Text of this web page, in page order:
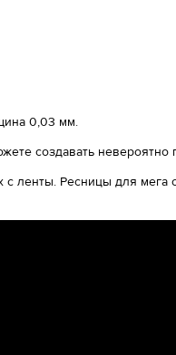
0,03 мм.
создавать невероятно
ленты. Ресницы для мега